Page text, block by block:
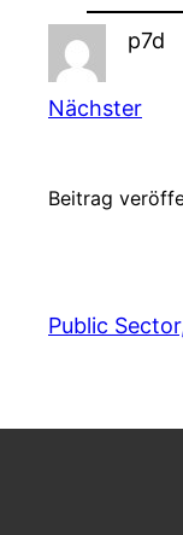
p7d
Nächster
Beitrag
Public